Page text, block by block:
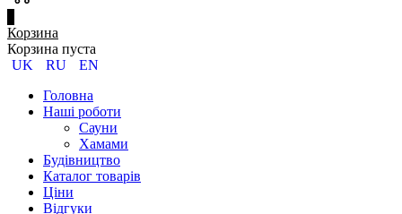
Корзина
Корзина пуста
UK
RU
EN
Головна
Наші роботи
Сауни
Хамами
Будівництво
Каталог товарів
Ціни
Відгуки